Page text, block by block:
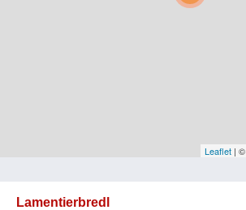
Oberösterreich
VorarlbergLeaflet | ©
Lamentierbredl